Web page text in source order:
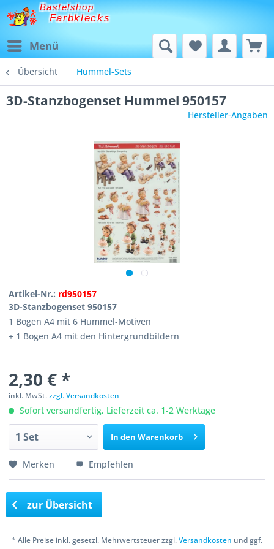
Bastelshop
Farbklecks
Menü
Übersicht Hummel-Sets
3D-Stanzbogenset Hummel 950157
Hersteller-Angaben
Artikel-Nr.: rd950157
3D-Stanzbogenset 950157
1 Bogen A4 mit 6 Hummel-Motiven
+ 1 Bogen A4 mit den Hintergrundbildern
2,30 € *
inkl. MwSt.zzgl. Versandkosten
Sofort versandfertig, Lieferzeit ca. 1-2 Werktage
In den Warenkorb
Merken Empfehlen
zur Übersicht
* Alle Preise inkl. gesetzl. Mehrwertsteuer zzgl.Versandkosten und ggf.